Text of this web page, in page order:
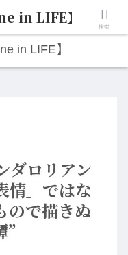
と写真と日々のこと。
in LIFE】
ダロリアン
情」ではな
ので描きぬ
”
in LIFE】 検索